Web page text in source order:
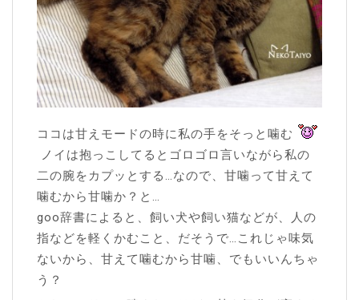
ココは甘えモードの時に私の手をそっと噛む
ノイは抱っこしてるとゴロゴロ言いながら私の
二の腕をカプッとする…なので、甘噛って甘えて
噛むから甘噛か？と…
goo辞書によると、飼い犬や飼い猫などが、人の
指などを軽くかむこと、だそうで…これじゃ味気
ないから、甘えて噛むから甘噛、でもいいんちゃ
う？